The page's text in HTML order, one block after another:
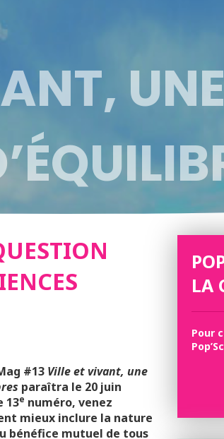
MAG
#13 Ville et vivant, une
paraîtra le 20 juin
13e numéro, venez
mieux inclure la nature
bénéfice mutuel de tous
LA
Pour